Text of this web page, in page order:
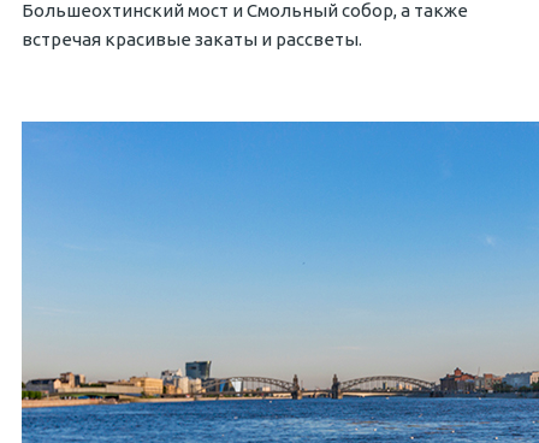
Большеохтинский мост и Смольный собор, а также
встречая красивые закаты и рассветы.